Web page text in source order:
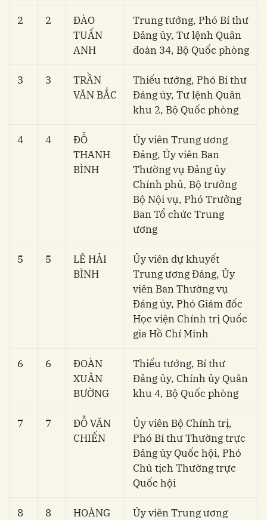
2 2
ĐÀO
TUẤN
ANH
Trung tướng, Phó Bí thư
Đảng ủy, Tư lệnh Quân
đoàn 34, Bộ Quốc phòng
3 3
TRẦN
VĂN BẮC
Thiếu tướng, Phó Bí thư
Đảng ủy, Tư lệnh Quân
khu 2, Bộ Quốc phòng
4 4
ĐỖ
THANH
BÌNH
Ủy viên Trung ương
Đảng, Ủy viên Ban
Thường vụ Đảng ủy
Chính phủ, Bộ trưởng
Bộ Nội vụ, Phó Trưởng
Ban Tổ chức Trung
ương
5 5
LÊ HẢI
BÌNH
Ủy viên dự khuyết
Trung ương Đảng, Ủy
viên Ban Thường vụ
Đảng ủy, Phó Giám đốc
Học viện Chính trị Quốc
gia Hồ Chí Minh
6 6
ĐOÀN
XUÂN
BƯỜNG
Thiếu tướng, Bí thư
Đảng ủy, Chính ủy Quân
khu 4, Bộ Quốc phòng
7 7
ĐỖ VĂN
CHIẾN
Ủy viên Bộ Chính trị,
Phó Bí thư Thường trực
Đảng ủy Quốc hội, Phó
Chủ tịch Thường trực
Quốc hội
8 8
HOÀNG
Ủy viên Trung ương